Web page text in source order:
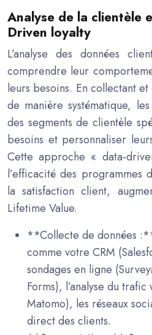
Analyse de la clientèle
Driven loyalty
L’analyse des données
comprendre leur
leurs besoins. En collectant et
de manière systématique,
des segments de clientèle
besoins et personnaliser
Cette approche « data-
l’efficacité des programmes
la satisfaction client,
Lifetime Value.
**Collecte de données
comme votre CRM
sondages en ligne
Forms), l’analyse du
Matomo), les réseaux
direct des clients.